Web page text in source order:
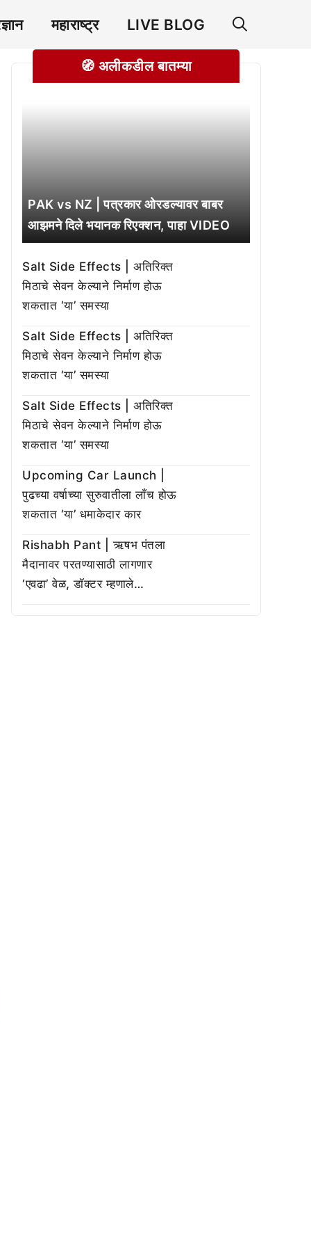
महाराष्ट्र LIVE BLOG
🧭 अलीकडील बातम्या
PAK vs NZ | पत्रकार ओरडल्यावर बाबर
आझमने दिले भयानक रिएक्शन, पाहा VIDEO
Salt Side Effects | अतिरिक्त
मिठाचे सेवन केल्याने निर्माण होऊ
शकतात ‘या’ समस्या
Salt Side Effects | अतिरिक्त
मिठाचे सेवन केल्याने निर्माण होऊ
शकतात ‘या’ समस्या
Salt Side Effects | अतिरिक्त
मिठाचे सेवन केल्याने निर्माण होऊ
शकतात ‘या’ समस्या
Upcoming Car Launch |
पुढच्या वर्षाच्या सुरुवातीला लाँच होऊ
शकतात ‘या’ धमाकेदार कार
Rishabh Pant | ऋषभ पंतला
मैदानावर परतण्यासाठी लागणार
‘एवढा’ वेळ, डॉक्टर म्हणाले…